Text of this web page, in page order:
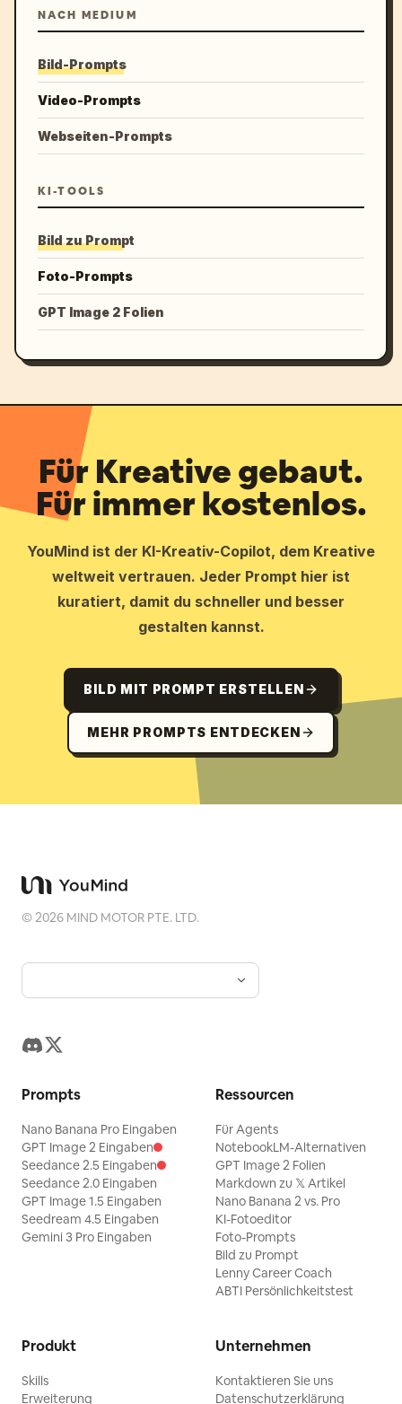
NACH MEDIUM
Bild-Prompts
Video-Prompts
Webseiten-Prompts
KI-TOOLS
Bild zu Prompt
Foto-Prompts
GPT Image 2 Folien
Für Kreative gebaut.
Für immer kostenlos.
YouMind ist der KI-Kreativ-Copilot, dem Kreative
weltweit vertrauen. Jeder Prompt hier ist
kuratiert, damit du schneller und besser
gestalten kannst.
BILD MIT PROMPT ERSTELLEN
MEHR PROMPTS ENTDECKEN
©2026 MIND MOTOR PTE. LTD.
Prompts
Nano Banana Pro Eingaben
GPT Image 2 Eingaben
Seedance 2.5 Eingaben
Seedance 2.0 Eingaben
GPT Image 1.5 Eingaben
Seedream 4.5 Eingaben
Gemini 3 Pro Eingaben
Ressourcen
Für Agents
NotebookLM-Alternativen
GPT Image 2 Folien
Markdown zu 𝕏 Artikel
Nano Banana 2 vs. Pro
KI-Fotoeditor
Foto-Prompts
Bild zu Prompt
Lenny Career Coach
ABTI Persönlichkeitstest
Produkt
Skills
Erweiterung
Unternehmen
Kontaktieren Sie uns
Datenschutzerklärung